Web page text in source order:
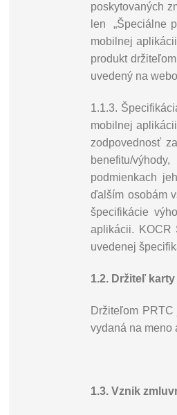
poskytovaných
len „Špeciálne
mobilnej
produkt
uvedený na
1.1.3.
mobilnej
zodpovednosť
benefitu/
podmienkach
ďalším osobám
špecifikácie
aplikácii. KOCR
uvedenej
1.2. Držiteľ karty
Držiteľom
vydaná na meno
1.3. Vznik